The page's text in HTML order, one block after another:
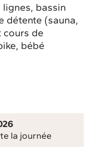
bassin
détente (sauna,
cours de
bébé
la journée